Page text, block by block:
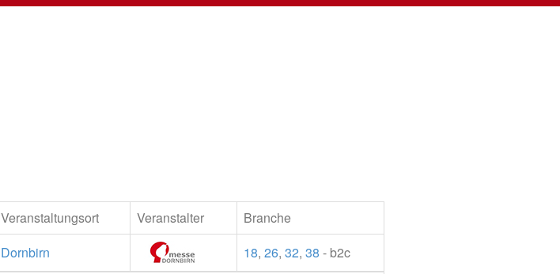
Veranstaltungsort Veranstalter
Branche
Dornbirn 18, 26, 32, 38 - b2c